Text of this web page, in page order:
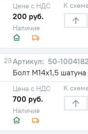
Наличие
Цена с НДС
200 руб.
К
23
50-
Болт М14х1,5
Наличие
Цена с НДС
700 руб.
К